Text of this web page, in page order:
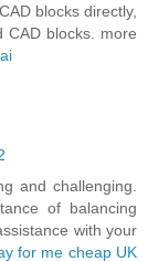
blocks directly,
CAD blocks. more
and challenging.
of balancing
with your
for me cheap UK